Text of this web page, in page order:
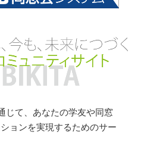
じて、あなたの学友や同窓
ョンを実現するためのサー